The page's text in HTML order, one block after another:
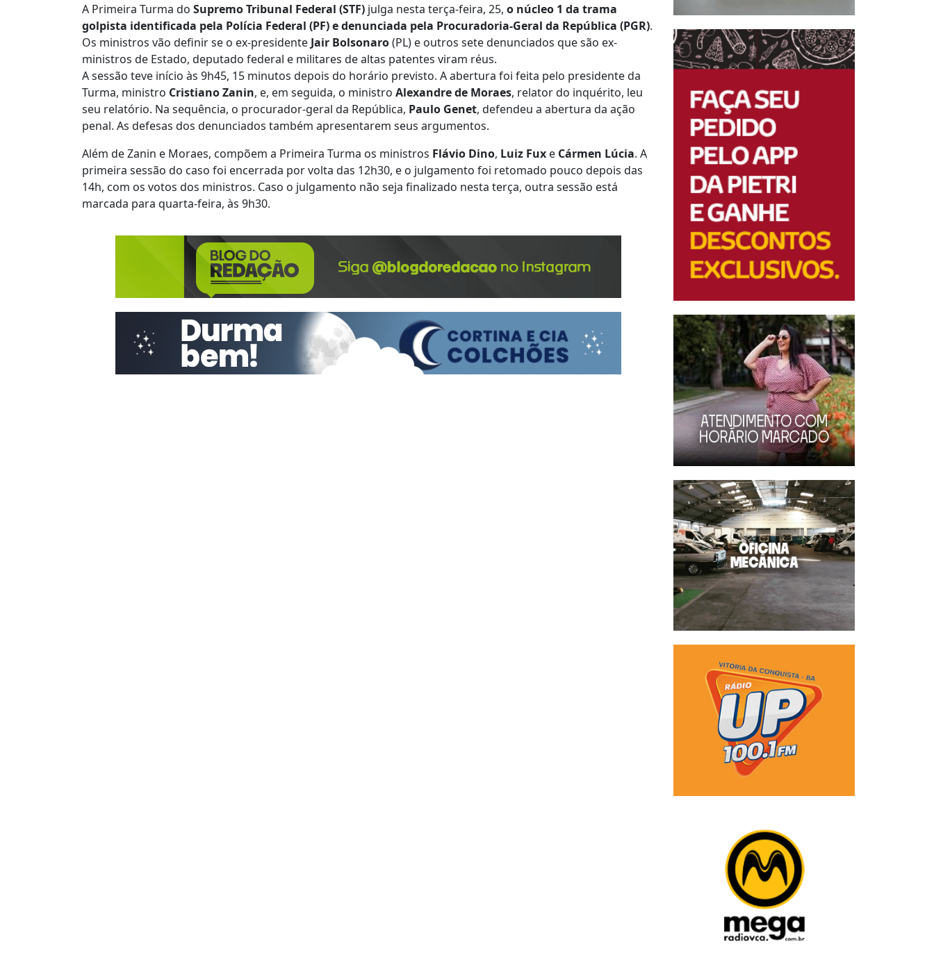
A Primeira Turma do Supremo Tribunal Federal (STF) julga nesta terça-feira, 25, o núcleo 1 da trama
golpista identificada pela Polícia Federal (PF) e denunciada pela Procuradoria-Geral da República (PGR).
Os ministros vão definir se o ex-presidente Jair Bolsonaro(PL) e outros sete denunciados que são ex-
ministros de Estado, deputado federal e militares de altas patentes viram réus.
A sessão teve início às 9h45, 15 minutos depois do horário previsto. A abertura foi feita pelo presidente da
Turma, ministro CristianoZanin, e, em seguida, o ministro Alexandre de Moraes, relator do inquérito, leu
seu relatório. Na sequência, o procurador-geral da República, Paulo Genet, defendeu a abertura da ação
penal. As defesas dos denunciados também apresentarem seus argumentos.
Além de Zanin e Moraes, compõem a Primeira Turma os ministros Flávio Dino, Luiz Fux e Cármen Lúcia. A
primeira sessão do caso foi encerrada por volta das 12h30, e o julgamento foi retomado pouco depois das
14h, com os votos dos ministros. Caso o julgamento não seja finalizado nesta terça, outra sessão está
marcada para quarta-feira, às 9h30.